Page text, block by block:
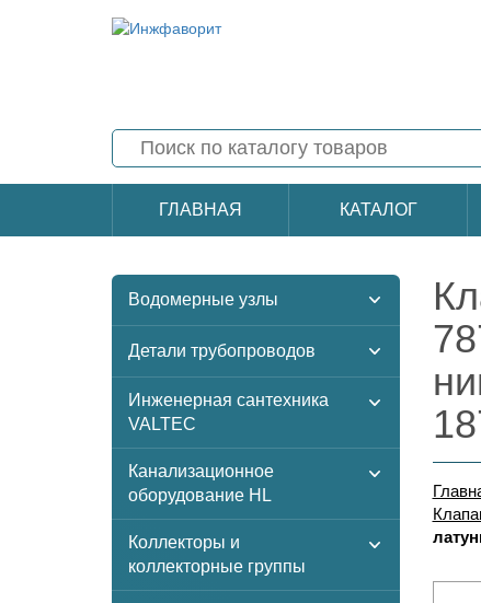
ГЛАВНАЯ КАТАЛОГ
Водомерные узлы
Детали трубопроводов
Инженерная сантехника
VALTEC
Канализационное
оборудование HL
Коллекторы и
коллекторные группы